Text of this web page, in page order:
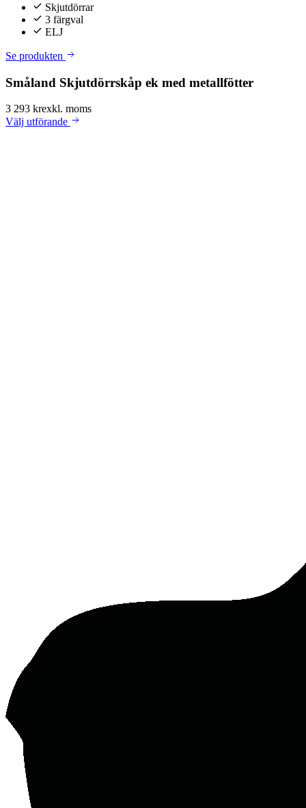
Skjutdörrar
3 färgval
ELJ
Se produkten
Småland Skjutdörrskåp ek med metallfötter
3 293 krexkl. moms
Välj utförande